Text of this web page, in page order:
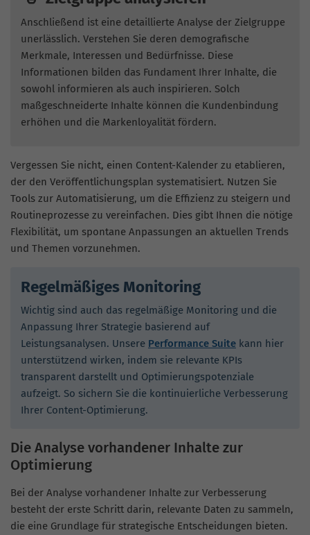
Anschließend ist eine detaillierte Analyse der Zielgruppe
unerlässlich. Verstehen Sie deren demografische
Merkmale, Interessen und Bedürfnisse. Diese
Informationen bilden das Fundament Ihrer Inhalte, die
sowohl informieren als auch inspirieren. Solch
maßgeschneiderte Inhalte können die Kundenbindung
erhöhen und die Markenloyalität fördern.
Vergessen Sie nicht, einen Content-Kalender zu etablieren,
der den Veröffentlichungsplan systematisiert. Nutzen Sie
Tools zur Automatisierung, um die Effizienz zu steigern und
Routineprozesse zu vereinfachen. Dies gibt Ihnen die nötige
Flexibilität, um spontane Anpassungen an aktuellen Trends
und Themen vorzunehmen.
Regelmäßiges Monitoring
Wichtig sind auch das regelmäßige Monitoring und die
Anpassung Ihrer Strategie basierend auf
Leistungsanalysen. Unsere Performance Suite kann hier
unterstützend wirken, indem sie relevante KPIs
transparent darstellt und Optimierungspotenziale
aufzeigt. So sichern Sie die kontinuierliche Verbesserung
Ihrer Content-Optimierung.
Die Analyse vorhandener Inhalte zur
Optimierung
Bei der Analyse vorhandener Inhalte zur Verbesserung
besteht der erste Schritt darin, relevante Daten zu sammeln,
die eine Grundlage für strategische Entscheidungen bieten.